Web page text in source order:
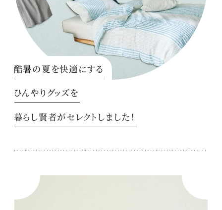
酷暑の夏を快適にする
ひんやりグッズを
暮らし賢者がセレクトしました！